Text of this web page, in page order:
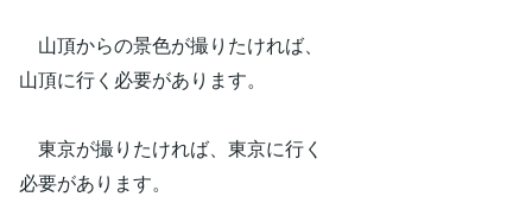
山頂からの景色が撮りたければ、
山頂に行く必要があります。
東京が撮りたければ、東京に行く
必要があります。